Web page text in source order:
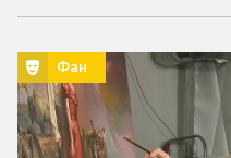
Фан